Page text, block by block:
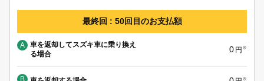
最終回 : 50回目のお支払額
A
車を返却してスズキ車に乗り換え
る場合
0 円 ※
B ※